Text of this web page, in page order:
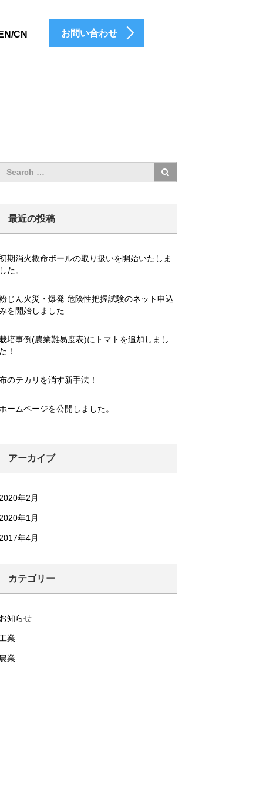
CN お問い合わせ
最近の投稿
期消火救命ボールの取り扱いを開始いたしま
た。
じん火災・爆発 危険性把握試験のネット申込
を開始しました
培事例(農業難易度表)にトマトを追加しまし
！
のテカリを消す新手法！
ームページを公開しました。
アーカイブ
年2月
年1月
年4月
カテゴリー
知らせ
業
業